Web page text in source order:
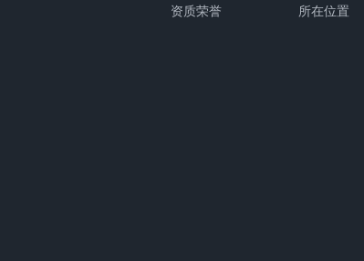
资质荣誉 所在位置